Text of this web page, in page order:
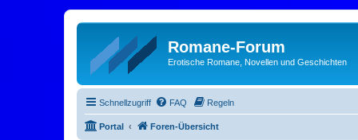
Romane-Forum
Erotische Romane, Novellen und Geschichten
Schnellzugriff FAQ Regeln
Portal Foren-Übersicht